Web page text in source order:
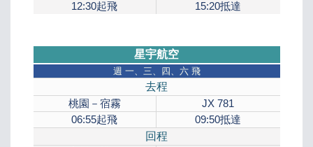
12:30起飛 15:20抵達
星宇航空
週 一、三、四、六 飛
去程
桃園－宿霧
JX 781
06:55起飛 09:50抵達
回程